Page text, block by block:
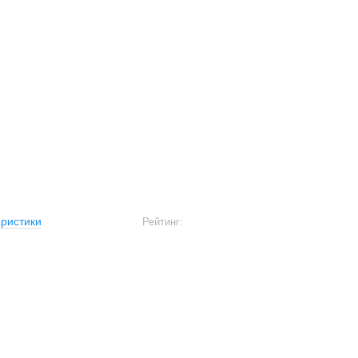
Рейтинг: